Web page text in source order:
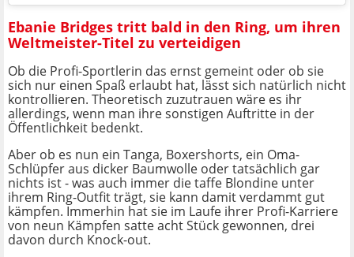
Ebanie Bridges tritt bald in den Ring, um ihren
Weltmeister-Titel zu verteidigen
Ob die Profi-Sportlerin das ernst gemeint oder ob sie
sich nur einen Spaß erlaubt hat, lässt sich natürlich nicht
kontrollieren. Theoretisch zuzutrauen wäre es ihr
allerdings, wenn man ihre sonstigen Auftritte in der
Öffentlichkeit bedenkt.
Aber ob es nun ein Tanga, Boxershorts, ein Oma-
Schlüpfer aus dicker Baumwolle oder tatsächlich gar
nichts ist - was auch immer die taffe Blondine unter
ihrem Ring-Outfit trägt, sie kann damit verdammt gut
kämpfen. Immerhin hat sie im Laufe ihrer Profi-Karriere
von neun Kämpfen satte acht Stück gewonnen, drei
davon durch Knock-out.